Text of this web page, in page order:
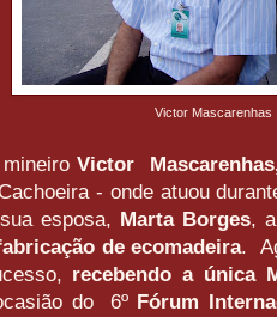
Victor Mascarenhas
mineiroVictor
- onde atuou
esposa, Marta Borges,
de ecomadeira.
recebendo a única
do 6º Fórum